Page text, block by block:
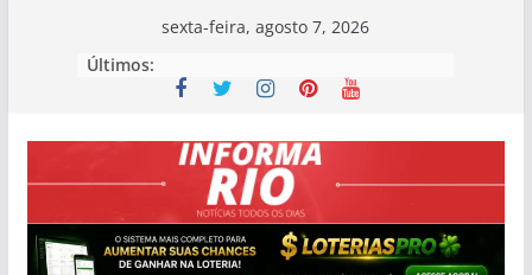
sexta-feira, agosto 7, 2026
Últimos: